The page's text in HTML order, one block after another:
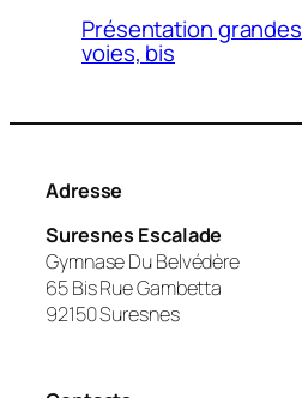
Présentation grandes
voies, bis
Adresse
Suresnes Escalade
Gymnase Du Belvédère
65 Bis Rue Gambetta
92150 Suresnes